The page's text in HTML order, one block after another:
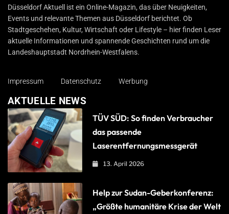
Düsseldorf Aktuell ist ein Online-Magazin, das über Neuigkeiten,
Events und relevante Themen aus Düsseldorf berichtet. Ob
Stadtgeschehen, Kultur, Wirtschaft oder Lifestyle – hier finden Leser
aktuelle Informationen und spannende Geschichten rund um die
Landeshauptstadt Nordrhein-Westfalens.
Impressum Datenschutz Werbung
AKTUELLE NEWS
TÜV SÜD: So finden Verbraucher
das passende
Laserentfernungsmessgerät
13. April 2026
Help zur Sudan-Geberkonferenz:
„Größte humanitäre Krise der Welt